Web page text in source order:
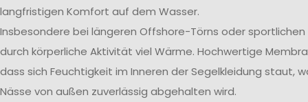
langfristigen Komfort auf dem Wasser.
Insbesondere bei längeren Offshore-Törns oder
durch körperliche Aktivität viel Wärme. Hochwertige
dass sich Feuchtigkeit im Inneren der Segelkleidung staut,
Nässe von außen zuverlässig abgehalten wird.